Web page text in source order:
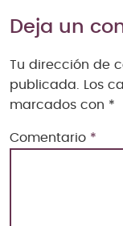
Deja un
Tu dirección de
publicada. Los
marcados con *
Comentario *